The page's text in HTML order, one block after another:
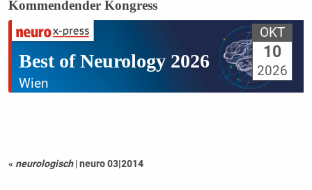
Kommendender Kongress
Best of Neurology 2026
Wien
OKT
10
2026
« neurologisch |neuro 03|2014